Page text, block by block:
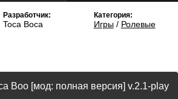
Разработчик:
Toca Boca
Категория:
Игры/ Ролевые
Boo [мод: полная версия] v.2.1-play